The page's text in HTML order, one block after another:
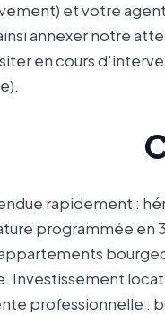
et votre
annexer notre
en cours
rapidement :
programmée en
appartements
Investissement
professionnelle :